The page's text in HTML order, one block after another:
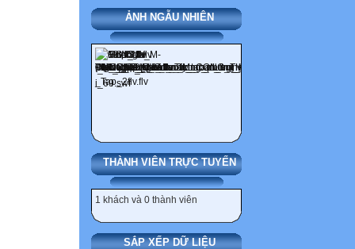
ẢNH NGẪU NHIÊN
THÀNH VIÊN TRỰC TUYẾN
1 khách và 0 thành viên
SẮP XẾP DỮ LIỆU